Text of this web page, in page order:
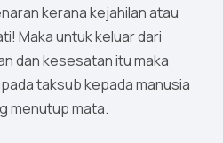
kerana kejahilan atau
Maka untuk keluar dari
dan kesesatan itu maka
taksub kepada manusia
menutup mata.